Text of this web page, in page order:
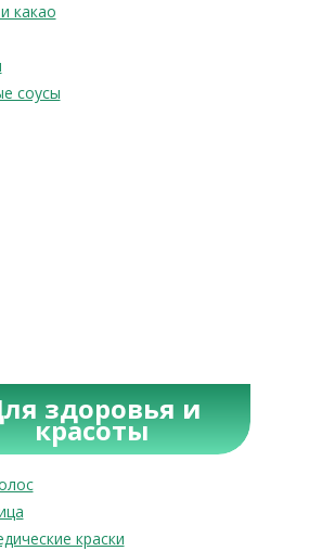
какао
соусы
здоровья и
красоты
краски